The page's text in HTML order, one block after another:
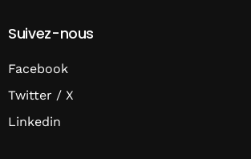
Suivez-nous
Facebook
Twitter / X
Linkedin